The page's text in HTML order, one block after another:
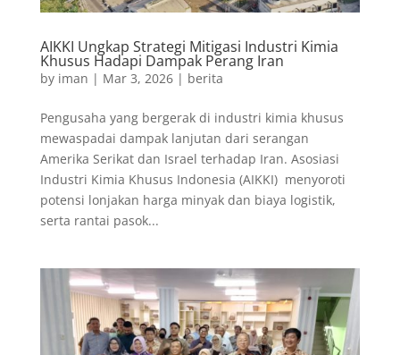
AIKKI Ungkap Strategi Mitigasi Industri Kimia
Khusus Hadapi Dampak Perang Iran
by iman | Mar 3, 2026| berita
Pengusaha yang bergerak di industri kimia khusus
mewaspadai dampak lanjutan dari serangan
Amerika Serikat dan Israel terhadap Iran. Asosiasi
Industri Kimia Khusus Indonesia (AIKKI) menyoroti
potensi lonjakan harga minyak dan biaya logistik,
serta rantai pasok...